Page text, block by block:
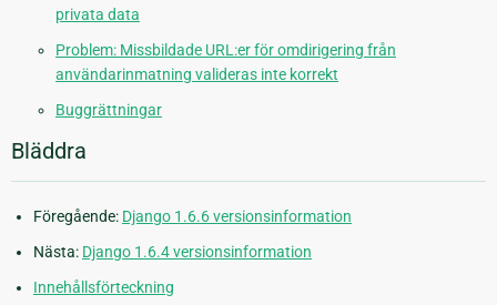
privata data
Problem: Missbildade URL:er för omdirigering från
användarinmatning valideras inte korrekt
Buggrättningar
Bläddra
Föregående: Django 1.6.6 versionsinformation
Nästa: Django 1.6.4 versionsinformation
Innehållsförteckning